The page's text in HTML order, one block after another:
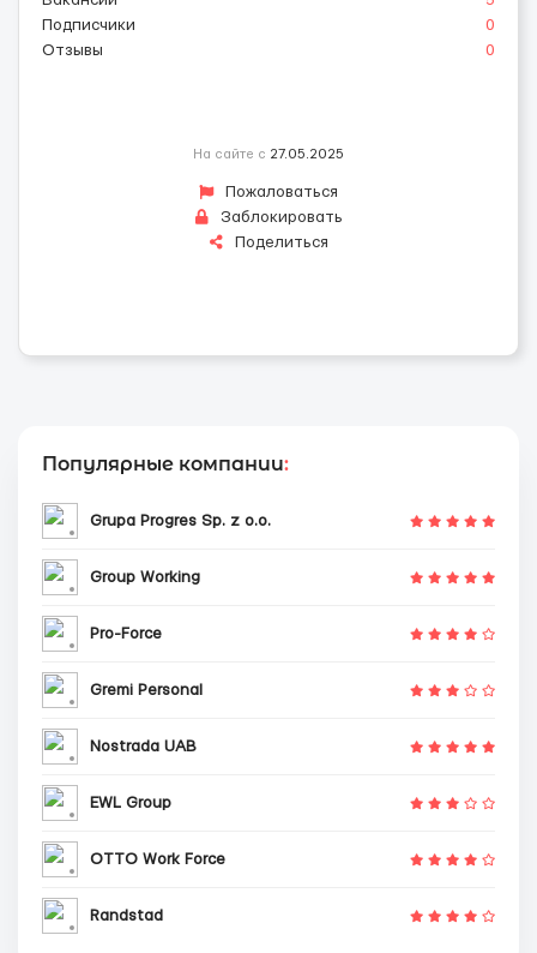
Подписчики
0
Отзывы
0
На сайте с 27.05.2025
Пожаловаться
Заблокировать
Поделиться
Популярные компании:
Grupa Progres Sp. z o.o.
Group Working
Pro-Force
Gremi Personal
Nostrada UAB
EWL Group
OTTO Work Force
Randstad